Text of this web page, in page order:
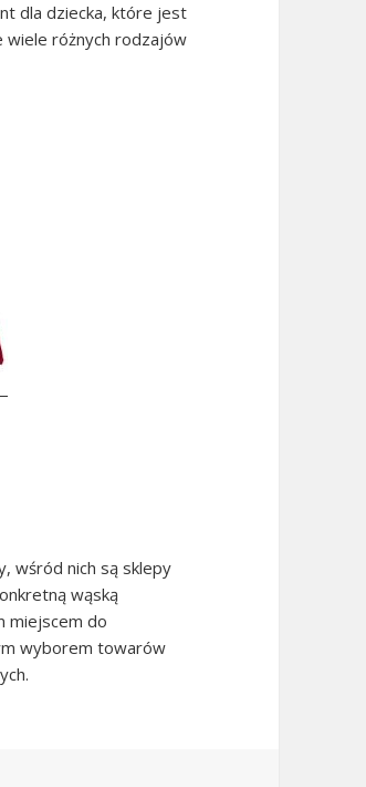
dla dziecka, które jest
różnych rodzajów
wśród nich są sklepy
wąską
miejscem do
wyborem towarów